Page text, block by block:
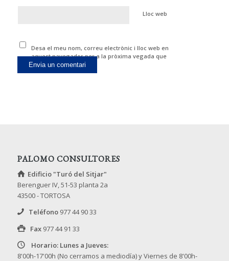
Lloc web
Desa el meu nom, correu electrònic i lloc web en
aquest navegador per a la pròxima vegada que
comenti.
PALOMO CONSULTORES
Edificio "Turó del Sitjar"
Berenguer IV, 51-53 planta 2a
43500 - TORTOSA
Teléfono 977 44 90 33
Fax 977 44 91 33
Horario: Lunes a Jueves:
8'00h-17'00h (No cerramos a mediodía) y Viernes de 8'00h-